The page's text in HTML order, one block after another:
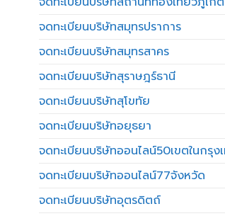
จดทะเบียนบริษัทสมุทรปราการ
จดทะเบียนบริษัทสมุทรสาคร
จดทะเบียนบริษัทสุราษฎร์ธานี
จดทะเบียนบริษัทสุโขทัย
จดทะเบียนบริษัทอยุธยา
จดทะเบียนบริษัทออนไลน์50เขตในกรุง
จดทะเบียนบริษัทออนไลน์77จังหวัด
จดทะเบียนบริษัทอุตรดิตถ์